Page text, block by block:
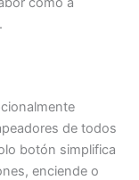
de todos
botón simplifica
enciende o